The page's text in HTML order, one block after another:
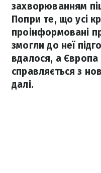
захворюванням
Попри те, що усі
проінформовані
змогли до неї
вдалося, а
справляється з
далі.